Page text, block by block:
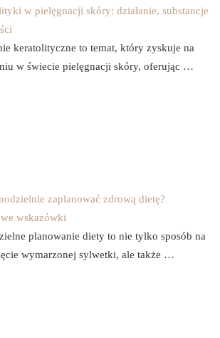
w pielęgnacji skóry: działanie, substancje
keratolityczne to temat, który zyskuje na
w świecie pielęgnacji skóry, oferując …
zaplanować zdrową dietę?
wskazówki
planowanie diety to nie tylko sposób na
wymarzonej sylwetki, ale także …